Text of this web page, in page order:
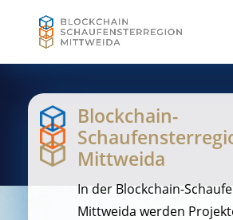
Blockchain-
Mittweida
In der Blockchain-
Mittweida werden